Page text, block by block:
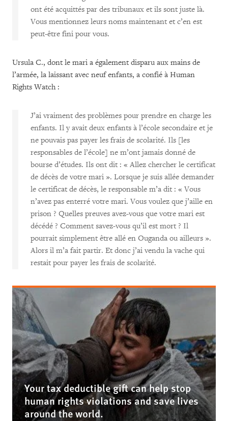
ont été acquittés par des tribunaux et ils sont juste là.
Vous mentionnez leurs noms maintenant et c’en est
peut-être fini pour vous.
Ursula C., dont le mari a également disparu aux mains de
l’armée, la laissant avec neuf enfants, a confié à Human
Rights Watch :
J’ai vraiment des problèmes pour prendre en charge les
enfants. Il y avait deux enfants à l’école secondaire et je
ne pouvais pas payer les frais de scolarité. Ils [les
responsables de l’école] ne m’ont jamais donné de
bourse d’études. Ils ont dit : « Allez chercher le certificat
de décès de votre mari ». Lorsque je suis allée demander
le certificat de décès, le responsable m’a dit : « Vous
n’avez pas enterré votre mari. Vous voulez que j’aille en
prison ? Quelles preuves avez-vous que votre mari est
décédé ? Comment savez-vous qu’il est mort ? Il
pourrait simplement être allé en Ouganda ou ailleurs ».
Alors il m’a fait partir. Et donc j’ai vendu la vache qui
restait pour payer les frais de scolarité.
Your tax deductible gift can help stop
human rights violations and save lives
around the world.